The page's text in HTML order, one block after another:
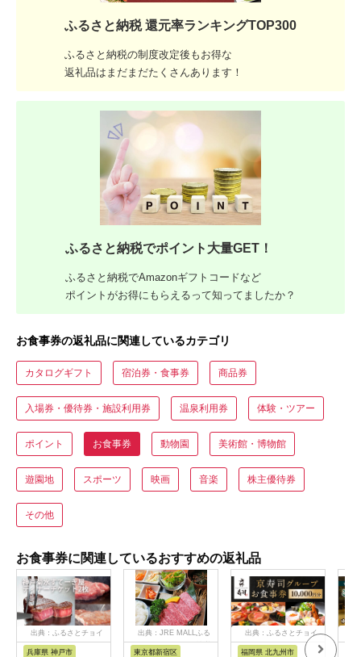
ふるさと納税 還元率ランキングTOP300
ふるさと納税の制度改定後もお得な
返礼品はまだまだたくさんあります！
ふるさと納税でポイント大量GET！
ふるさと納税でAmazonギフトコードなど
ポイントがお得にもらえるって知ってましたか？
お食事券の返礼品に関連しているカテゴリ
カタログギフト 宿泊券・食事券 商品券
入場券・優待券・施設利用券 温泉利用券 体験・ツアー
ポイント お食事券 動物園 美術館・博物館
遊園地 スポーツ 映画 音楽 株主優待券
その他
お食事券に関連しているおすすめの返礼品
出典：ふるさとチョイ
ス
兵庫県 神戸市
出典：JRE MALLふる
さと納税
東京都新宿区
出典：ふるさとチョイ
福岡県 北九州市